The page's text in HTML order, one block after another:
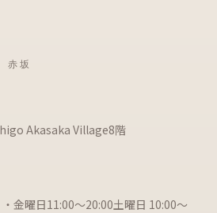
坂
Akasaka Village8階
金曜日11:00～20:00土曜日 10:00～